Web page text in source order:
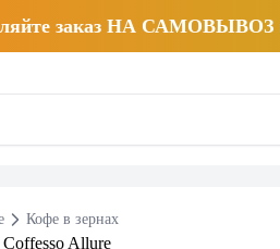
заказ НА САМОВЫВОЗ
Кофе в зернах